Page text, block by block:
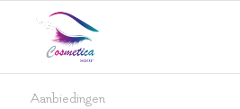
Aanbiedingen